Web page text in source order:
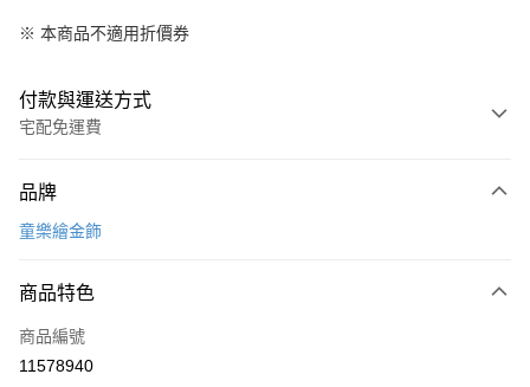
※ 本商品不適用折價券
付款與運送方式
宅配免運費
信用卡一次付款
6 期 0 利率 每期
合作金庫商業銀行
上海商業儲蓄銀行
LINE Pay
Apple Pay
品牌
童樂繪金飾
商品特色
商品編號
11578940